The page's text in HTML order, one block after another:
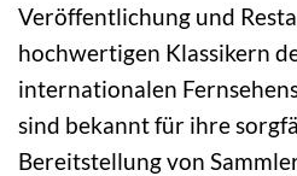
Veröffentlichung und
hochwertigen Klassikern
internationalen
sind bekannt für ihre
Bereitstellung von